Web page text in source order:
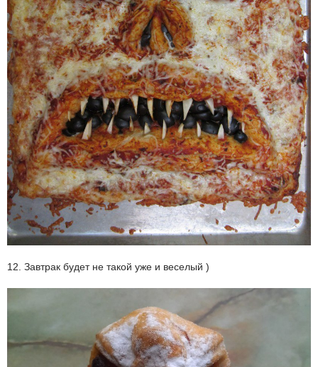
12. Завтрак будет не такой уже и веселый )